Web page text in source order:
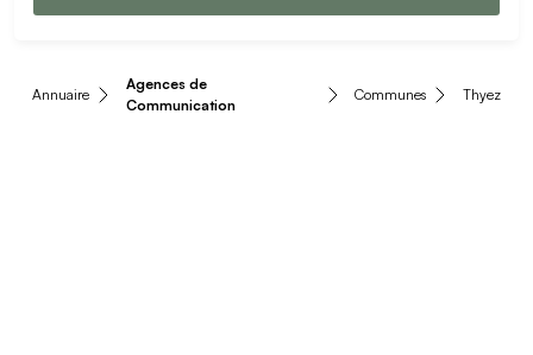
Annuaire
Agences de
Communication
Communes Thyez